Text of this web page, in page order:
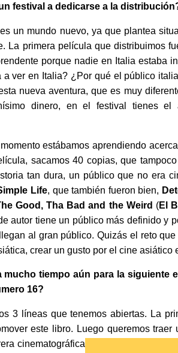
festival a dedicarse a la
un mundo nuevo, ya que plantea
La primera película que distribuimos
porque nadie en Italia estaba
ver en Italia? ¿Por qué el público
nueva aventura, que es muy
dinero, en el festival tienes
estábamos aprendiendo
sacamos 40 copias, que
tan dura, un público que no era
Life, que también fueron bien,
Good, Tha Bad and the Weird (El
autor tiene un público más definido y
al gran público. Quizás el reto
crear un gusto por el cine asiático
tiempo aún para la siguiente
16?
3 líneas que tenemos abiertas. La
este libro. Luego queremos
cinematográfica, no os puedo decir